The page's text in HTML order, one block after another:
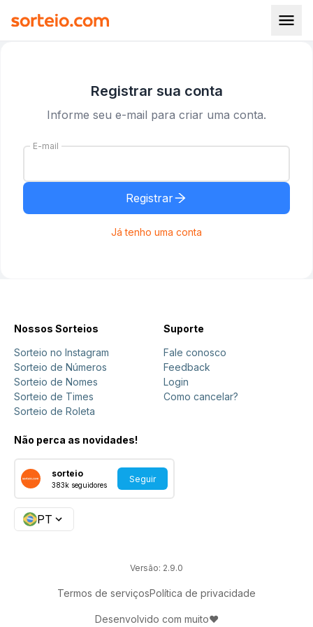
Registrar sua conta
Informe seu e-mail para criar uma conta.
E-mail
Registrar
Já tenho uma conta
Nossos Sorteios
Sorteio no Instagram
Sorteio de Números
Sorteio de Nomes
Sorteio de Times
Sorteio de Roleta
Suporte
Fale conosco
Feedback
Login
Como cancelar?
Não perca as novidades!
sorteio
383k seguidores
Seguir
PT
Versão: 2.9.0
Termos de serviçosPolítica de privacidade
Desenvolvido com muito❤️